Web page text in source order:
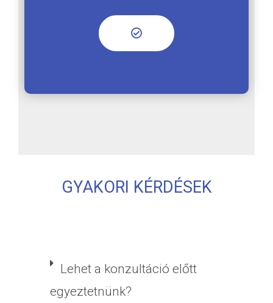
GYAKORI KÉRDÉSEK
Lehet a konzultáció előtt
egyeztetnünk?